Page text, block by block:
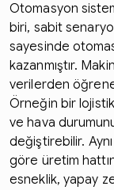
Otomasyon
biri, sabit
sayesinde
kazanmıştır.
verilerden
Örneğin bir
ve hava
değiştirebilir.
göre üretim
esneklik, yapay